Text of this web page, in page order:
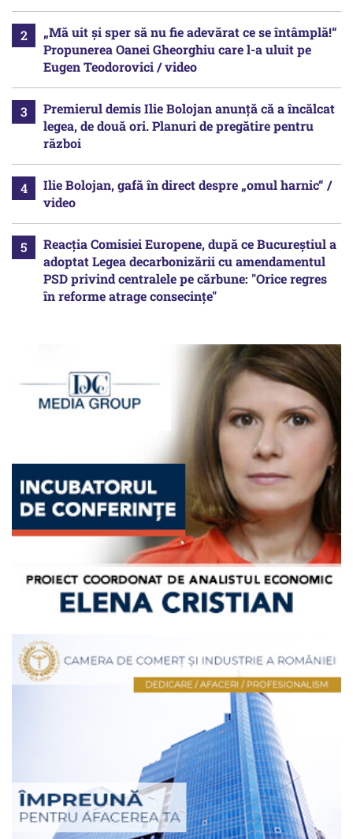
„Mă uit și sper să nu fie adevărat ce se întâmplă!“
Propunerea Oanei Gheorghiu care l-a uluit pe
Eugen Teodorovici / video
Premierul demis Ilie Bolojan anunță că a încălcat
legea, de două ori. Planuri de pregătire pentru
război
Ilie Bolojan, gafă în direct despre „omul harnic“ /
video
Reacția Comisiei Europene, după ce Bucureștiul a
adoptat Legea decarbonizării cu amendamentul
PSD privind centralele pe cărbune: "Orice regres
în reforme atrage consecințe"